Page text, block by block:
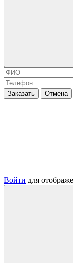
Заказать Отмена
Войти для